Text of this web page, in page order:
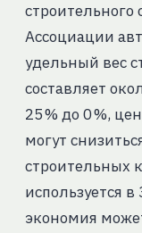
Ассоциации
удельный вес
составляет
25 % до 0 %,
могут
строительных
используется
экономия